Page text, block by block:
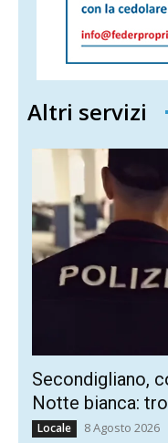
Altri servizi
Secondigliano,
Notte bianca:
Locale 8 Agosto 2026